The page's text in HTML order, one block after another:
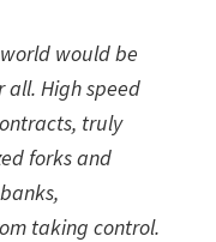
would be
all. High speed
truly
forks and
taking control.